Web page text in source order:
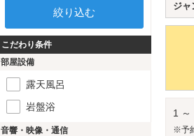
ジャ
1
※予
こだわり条件
部屋設備
露天風呂
岩盤浴
音響・映像・通信